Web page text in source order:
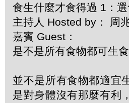
食生什麼才食得過 1：
主持人 Hosted by： 周
嘉賓 Guest：
是不是所有食物都可生食
並不是所有食物都適宜
是對身體沒有那麼有利